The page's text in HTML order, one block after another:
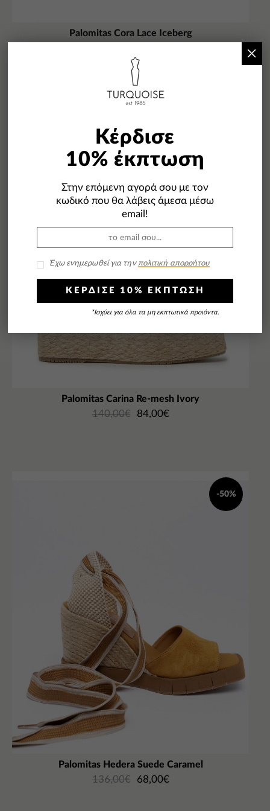
Palomitas Cora Lace Iceberg
Palomitas Carina Re-mesh Ivory
140,00€ 84,00€
-50%
Palomitas Hedera Suede Caramel
136,00€ 68,00€
Κέρδισε
10% έκπτωση
Στην επόμενη αγορά σου με τον
κωδικό που θα λάβεις άμεσα μέσω
email!
Έχω ενημερωθεί για τηνπολιτική απορρήτου
ΚΕΡΔΙΣΕ 10% ΕΚΠΤΩΣΗ
*Ισχύει για όλα τα μη εκπτωτικά προιόντα.
×